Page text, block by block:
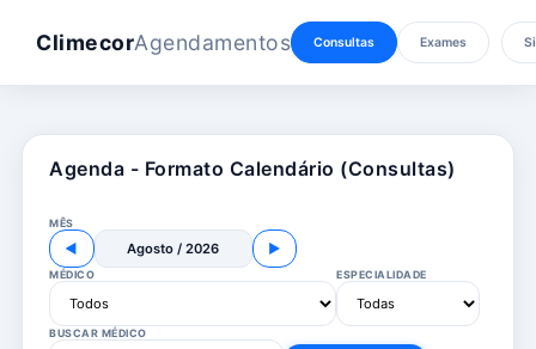
ClimecorAgendamentos Consultas Exames
Agenda - Formato Calendário (Consultas)
MÊS
◀ Agosto / 2026 ▶
MÉDICO ESPECIALIDADE
BUSCAR MÉDICO